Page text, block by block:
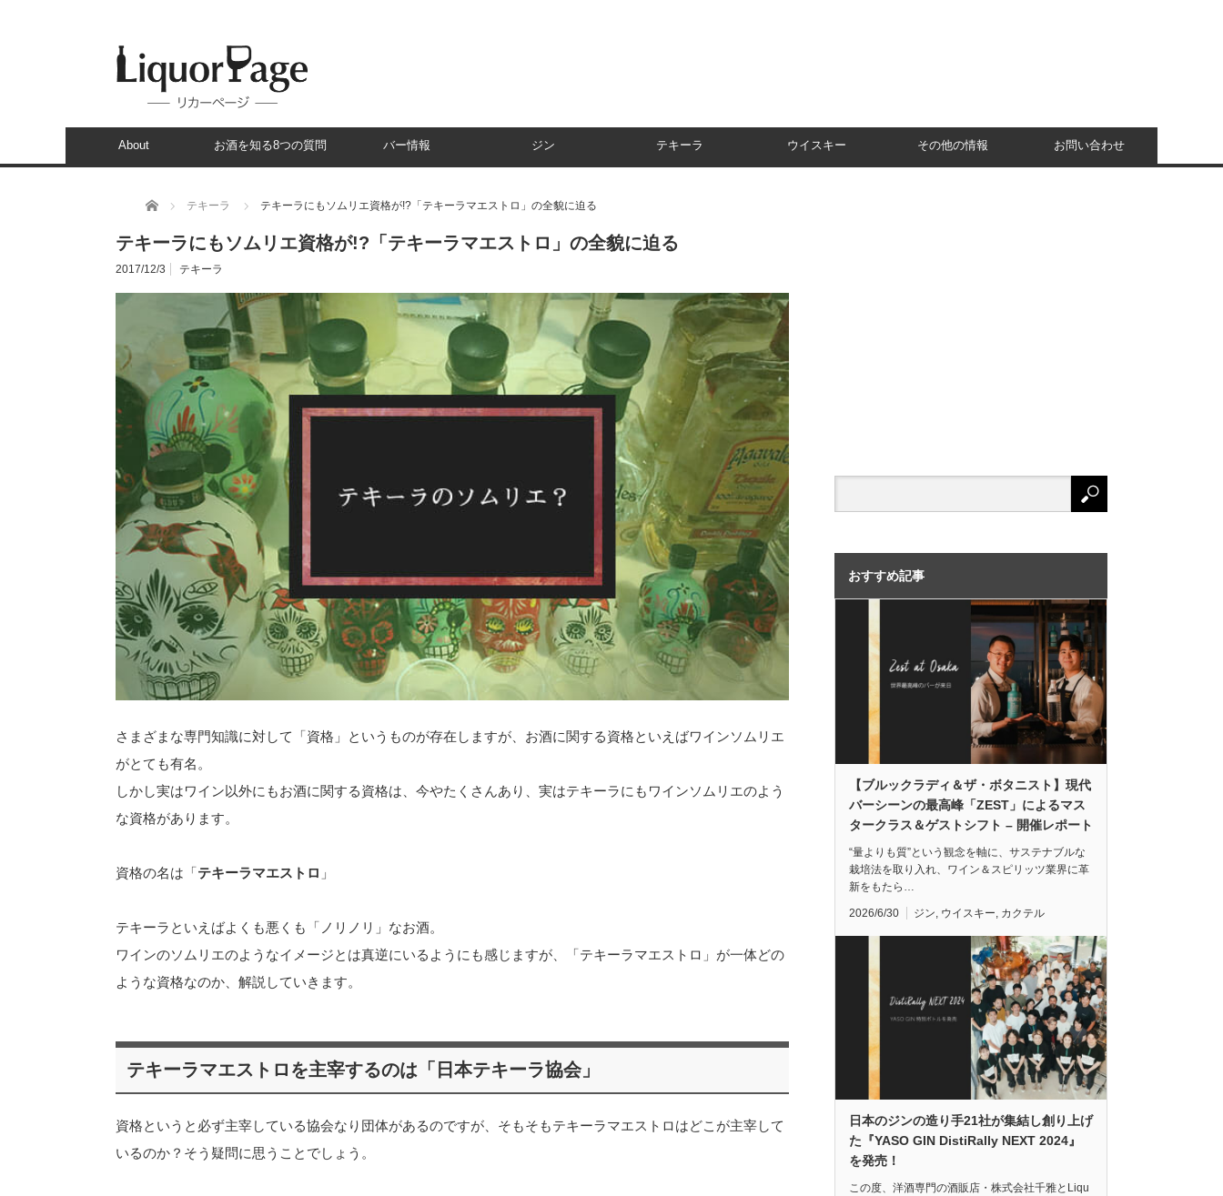
About お酒を知る8つの質問 バー情報 ジン テキーラ ウイスキー その他の情報 お問い合わせ
ホーム テキーラ テキーラにもソムリエ資格が!?「テキーラマエストロ」の全貌に迫る
テキーラにもソムリエ資格が!?「テキーラマエストロ」の全貌に迫る
2017/12/3 テキーラ
さまざまな専門知識に対して「資格」というものが存在しますが、お酒に関する資格といえばワインソムリエ
がとても有名。
しかし実はワイン以外にもお酒に関する資格は、今やたくさんあり、実はテキーラにもワインソムリエのよう
な資格があります。
資格の名は「 テキーラマエストロ 」
テキーラといえばよくも悪くも「ノリノリ」なお酒。
ワインのソムリエのようなイメージとは真逆にいるようにも感じますが、「テキーラマエストロ」が一体どの
ような資格なのか、解説していきます。
テキーラマエストロを主宰するのは「日本テキーラ協会」
資格というと必ず主宰している協会なり団体があるのですが、そもそもテキーラマエストロはどこが主宰して
いるのか？そう疑問に思うことでしょう。
おすすめ記事
【ブルックラディ＆ザ・ボタニスト】現代
バーシーンの最高峰「ZEST」によるマス
タークラス＆ゲストシフト – 開催レポート
“量よりも質”という観念を軸に、サステナブルな
栽培法を取り入れ、ワイン＆スピリッツ業界に革
新をもたら…
2026/6/30 ジン ウイスキー カクテル
日本のジンの造り手21社が集結し創り上げ
た『YASO GIN DistiRally NEXT 2024』
を発売！
この度、洋酒専門の酒販店・株式会社千雅とLiqu